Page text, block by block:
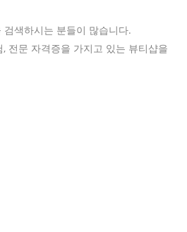
색하시는 분들이 많습니다.
전문 자격증을 가지고 있는 뷰티샵을